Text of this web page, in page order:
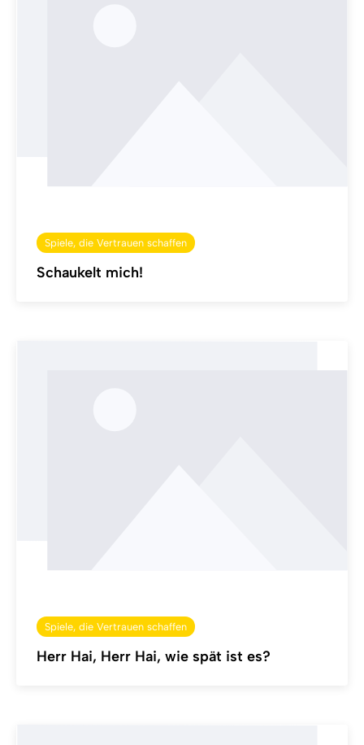
Spiele, die Vertrauen schaffen
Schaukelt mich!
Spiele, die Vertrauen schaffen
Herr Hai, Herr Hai, wie spät ist es?